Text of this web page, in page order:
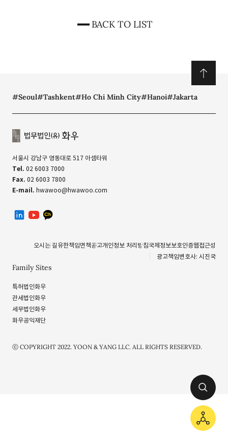
3호, AMCHAM Korea (공저, 2024)
BACK TO LIST
#Seoul#Tashkent#Ho Chi Minh City#Hanoi#Jakarta
서울시 강남구 영동대로 517 아셈타워
Tel. 02 6003 7000
Fax. 02 6003 7800
E-mail. hwawoo@hwawoo.com
Family Sites
특허법인화우
관세법인화우
세무법인화우
화우공익재단
오시는 길 유한책임면책공고개인정보 처리방침국제정보보호인증웹접근성
광고책임변호사: 시진국
ⓒ COPYRIGHT 2022. YOON & YANG LLC. ALL RIGHTS RESERVED.